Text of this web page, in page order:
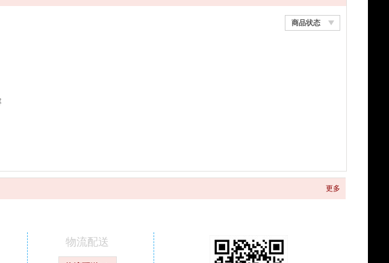
商品状态
更多
物流配送